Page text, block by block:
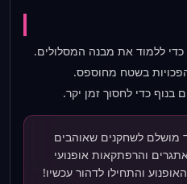
ללמוד את מבנה המסלולים.
בשטח מחוספס.
בנוף כדי לחסוך זמן יקר.
מושלם לשחקנים שאוהבים
והרפתקאות אופנועי
והתחילו לדהור עכשיו!